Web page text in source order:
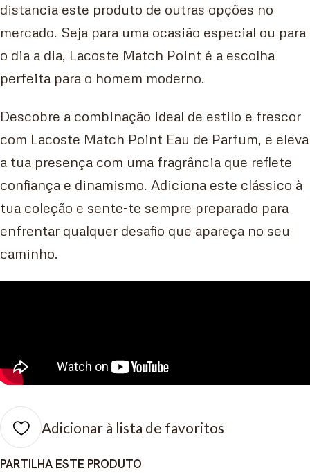
distancia este produto de outras opções no
mercado. Seja para uma ocasião especial ou para
o dia a dia, Lacoste Match Point é a escolha
perfeita para o homem moderno.
Descobre a combinação ideal de estilo e frescor
com Lacoste Match Point Eau de Parfum, e eleva
a tua presença com uma fragrância que reflete
confiança e dinamismo. Adiciona este clássico à
tua coleção e sente-te sempre preparado para
enfrentar qualquer desafio que apareça no seu
caminho.
Adicionar à lista de favoritos
PARTILHA ESTE PRODUTO